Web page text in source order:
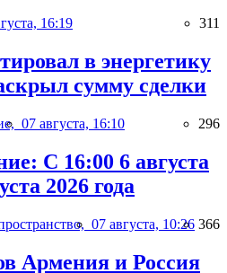
16:19 311
в энергетику
сумму сделки
07 августа, 16:10 296
С 16:00 6 августа
2026 года
07 августа, 10:26 366
Армения и Россия